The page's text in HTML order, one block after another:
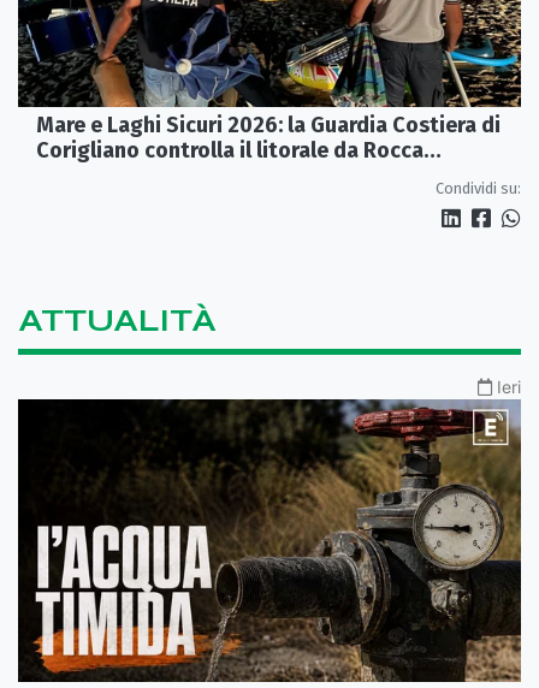
Mare e Laghi Sicuri 2026: la Guardia Costiera di
Corigliano controlla il litorale da Rocca
Condividi su:
ATTUALITÀ
Ieri